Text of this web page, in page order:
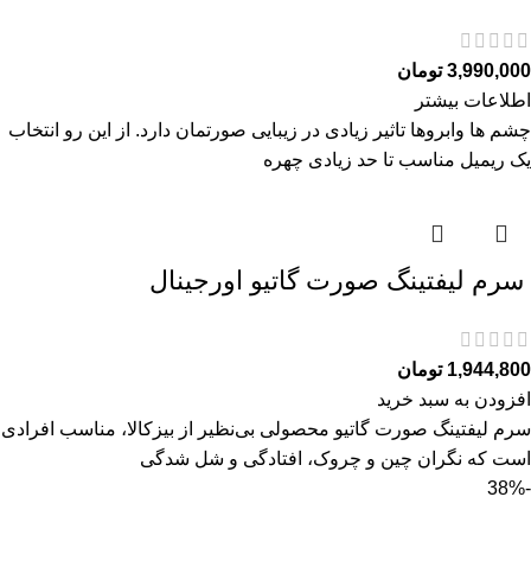
3,990,000 تومان
اطلاعات بیشتر
چشم ها وابروها تاثیر زیادی در زیبایی صورتمان دارد. از این رو انتخاب
یک ریمیل مناسب تا حد زیادی چهره
سرم ليفتينگ صورت گاتیو اورجینال
1,944,800 تومان
افزودن به سبد خرید
سرم ليفتينگ صورت گاتیو محصولی بی‌نظیر از بیزکالا، مناسب افرادی
است که نگران چین و چروک، افتادگی و شل‌ شدگی
-38%